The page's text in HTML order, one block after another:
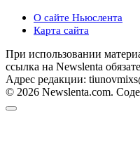
О сайте Ньюслента
Карта сайта
При использовании
ссылка на Newslenta
Адрес редакции:
© 2026 Newslenta.com.